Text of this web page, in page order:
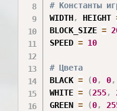
# Константы
WIDTH, HEIGHT
BLOCK_SIZE =
SPEED = 10
# Цвета
BLACK = (0, 0,
WHITE = (255,
GREEN = (0,